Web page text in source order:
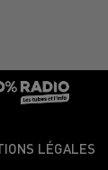
LÉGALES